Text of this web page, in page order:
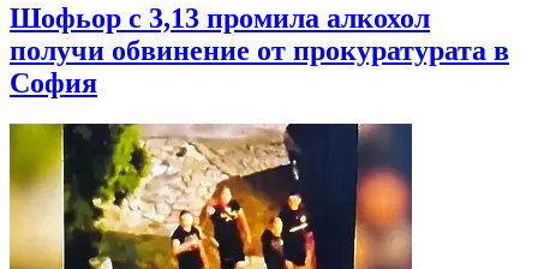
Шофьор с 3,13 промила алкохол
получи обвинение от прокуратурата в
София